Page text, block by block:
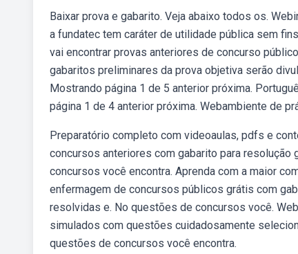
Baixar prova e gabarito. Veja abaixo todos os.
a fundatec tem caráter de utilidade pública sem
vai encontrar provas anteriores de concurso
gabaritos preliminares da prova objetiva serão
Mostrando página 1 de 5 anterior próxima.
página 1 de 4 anterior próxima. Webambiente de
Preparatório completo com videoaulas, pdfs e
concursos anteriores com gabarito para
concursos você encontra. Aprenda com a maior
enfermagem de concursos públicos grátis com
resolvidas e. No questões de concursos você.
simulados com questões cuidadosamente
questões de concursos você encontra.